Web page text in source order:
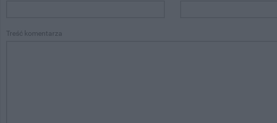
Treść komentarza